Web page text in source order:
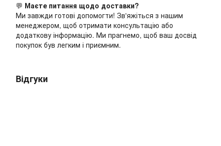
💬 Маєте питання щодо доставки?
Ми завжди готові допомогти! Зв'яжіться з нашим
менеджером, щоб отримати консультацію або
додаткову інформацію. Ми прагнемо, щоб ваш досвід
покупок був легким і приємним.
Відгуки